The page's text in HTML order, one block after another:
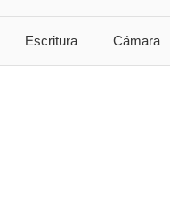
Escritura Cámara